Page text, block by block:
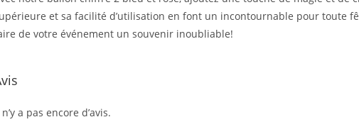
et sa facilité d’utilisation en font un incontournable pour toute
de votre événement un souvenir inoubliable!
a pas encore d’avis.